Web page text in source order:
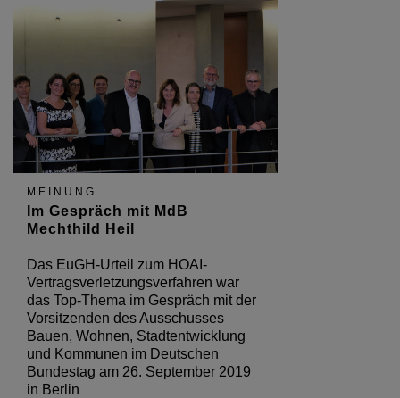
MEINUNG
Im Gespräch mit MdB
Mechthild Heil
Das EuGH-Urteil zum HOAI-
Vertragsverletzungsverfahren war
das Top-Thema im Gespräch mit der
Vorsitzenden des Ausschusses
Bauen, Wohnen, Stadtentwicklung
und Kommunen im Deutschen
Bundestag am 26. September 2019
in Berlin